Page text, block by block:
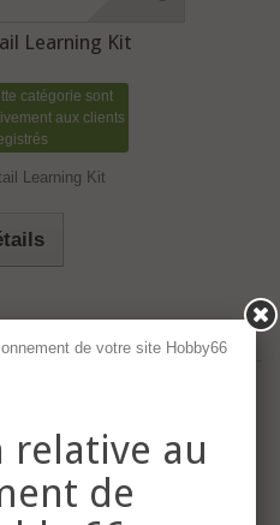
Learning Kit
catégorie sont
aux clients
Learning Kit
au
de